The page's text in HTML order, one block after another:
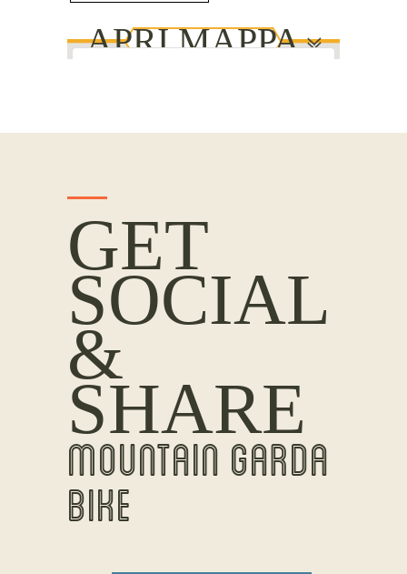
APRI MAPPA
GET
SOCIAL
&
SHARE
MOUNTAIN GARDA
BIKE